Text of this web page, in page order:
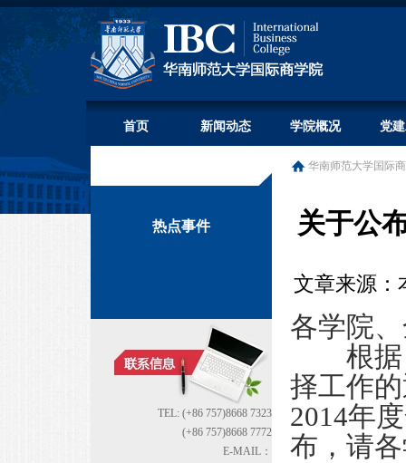
首页 新闻动态 学院概况 党
热点事件
TEL: (+86 757)8668 7323
(+86 757)8668 7772
E-MAIL：
华南师范大学国际
关于公
文章来源
各学院
根据《
择工作
2014年
布，请